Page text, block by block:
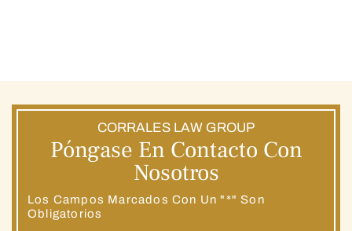
CORRALES LAW GROUP
Póngase En Contacto Con
Nosotros
Los Campos Marcados Con Un "*" Son
Obligatorios